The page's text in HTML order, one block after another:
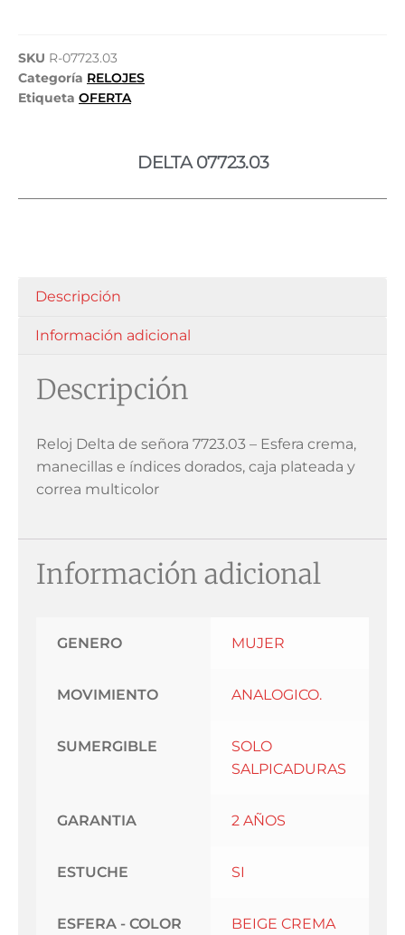
SKU R-07723.03
Categoría RELOJES
Etiqueta OFERTA
DELTA 07723.03
Descripción
Información adicional
Descripción
Reloj Delta de señora 7723.03 – Esfera crema,
manecillas e índices dorados, caja plateada y
correa multicolor
Información adicional
GENERO MUJER
MOVIMIENTO ANALOGICO.
SUMERGIBLE
SOLO
SALPICADURAS
GARANTIA 2 AÑOS
ESTUCHE SI
ESFERA - COLOR BEIGE CREMA